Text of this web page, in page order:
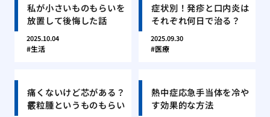
私が小さいものもらいを
放置して後悔した話
2025.10.04
生活
症状別！発疹と口内炎は
それぞれ何日で治る？
2025.09.30
医療
痛くないけど芯がある？
霰粒腫というものもらい
熱中症応急手当体を冷や
す効果的な方法